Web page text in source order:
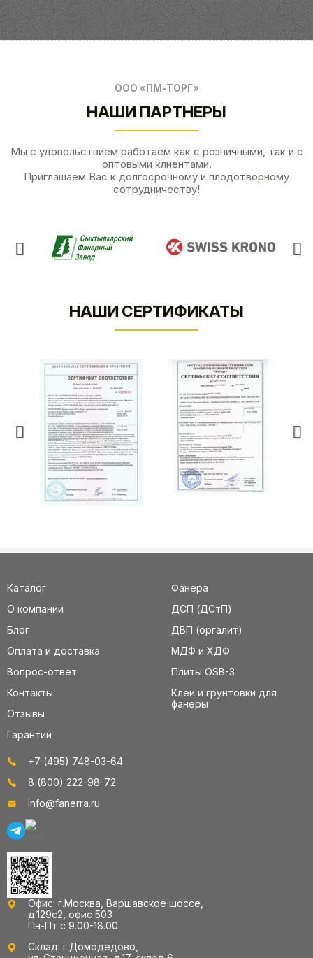
ООО «ПМ-ТОРГ»
НАШИ ПАРТНЕРЫ
Мы с удовольствием работаем как с розничными, так и с
оптовыми клиентами.
Приглашаем Вас к долгосрочному и плодотворному
сотрудничеству!
НАШИ СЕРТИФИКАТЫ
Каталог
О компании
Блог
Оплата и доставка
Вопрос-ответ
Контакты
Отзывы
Гарантии
Фанера
ДСП (ДСтП)
ДВП (оргалит)
МДФ и ХДФ
Плиты OSB-3
Клеи и грунтовки для
фанеры
+7 (495) 748-03-64
8 (800) 222-98-72
info@fanerra.ru
Офис: г.Москва, Варшавское шоссе,
д.129с2, офис 503
Пн-Пт с 9.00-18.00
Склад: г.Домодедово,